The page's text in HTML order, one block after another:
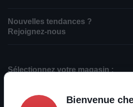
Nouvelles tendances ?
Rejoignez-nous
Sélectionnez votre magasin :
CONNEXION Partenaire Boulanger LA
Bienvenue